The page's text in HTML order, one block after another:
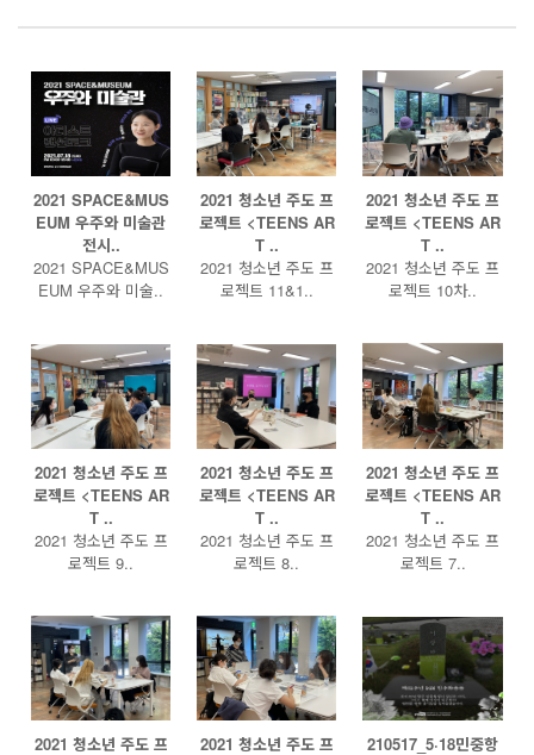
2021 SPACE&MUS
EUM 우주와 미술관
전시..
2021 SPACE&MUS
EUM 우주와 미술..
2021 청소년 주도 프
로젝트 <TEENS AR
T ..
2021 청소년 주도 프
로젝트 11&1..
2021 청소년 주도 프
로젝트 <TEENS AR
T ..
2021 청소년 주도 프
로젝트 10차..
2021 청소년 주도 프
로젝트 <TEENS AR
T ..
2021 청소년 주도 프
로젝트 9..
2021 청소년 주도 프
로젝트 <TEENS AR
T ..
2021 청소년 주도 프
로젝트 8..
2021 청소년 주도 프
로젝트 <TEENS AR
T ..
2021 청소년 주도 프
로젝트 7..
2021 청소년 주도 프
2021 청소년 주도 프
210517_5·18민중항